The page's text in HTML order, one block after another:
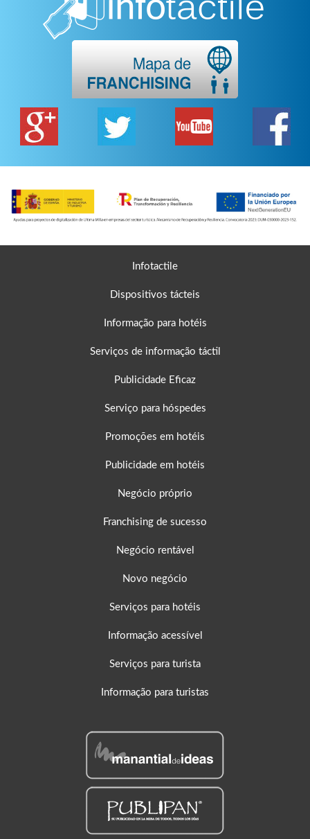
Infotactile
Dispositivos tácteis
Informação para hotéis
Serviços de informação táctil
Publicidade Eficaz
Serviço para hóspedes
Promoções em hotéis
Publicidade em hotéis
Negócio próprio
Franchising de sucesso
Negócio rentável
Novo negócio
Serviços para hotéis
Informação acessível
Serviços para turista
Informação para turistas